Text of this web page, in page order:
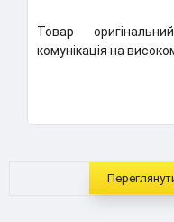
оригінальний,
на високому рівні...